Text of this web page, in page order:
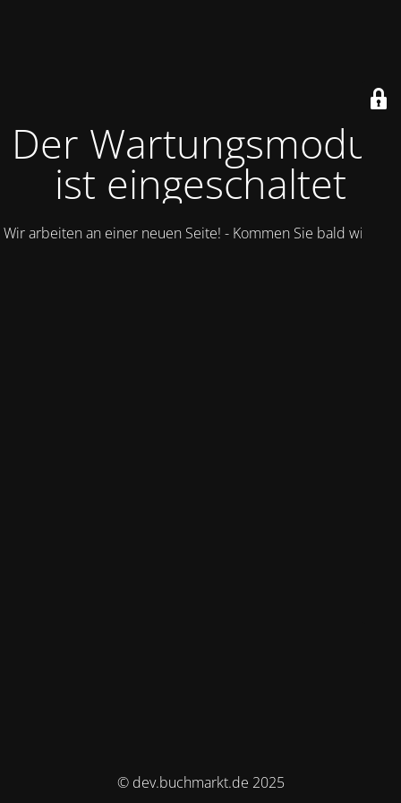
Der Wartungsmodus
ist eingeschaltet
Wir arbeiten an einer neuen Seite! - Kommen Sie bald wieder.
© dev.buchmarkt.de 2025